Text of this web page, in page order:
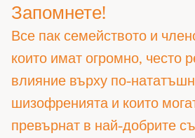
Запомнете!
Все пак семейството и
които имат огромно, често
влияние върху по-
шизофренията и които
превърнат в най-добрите